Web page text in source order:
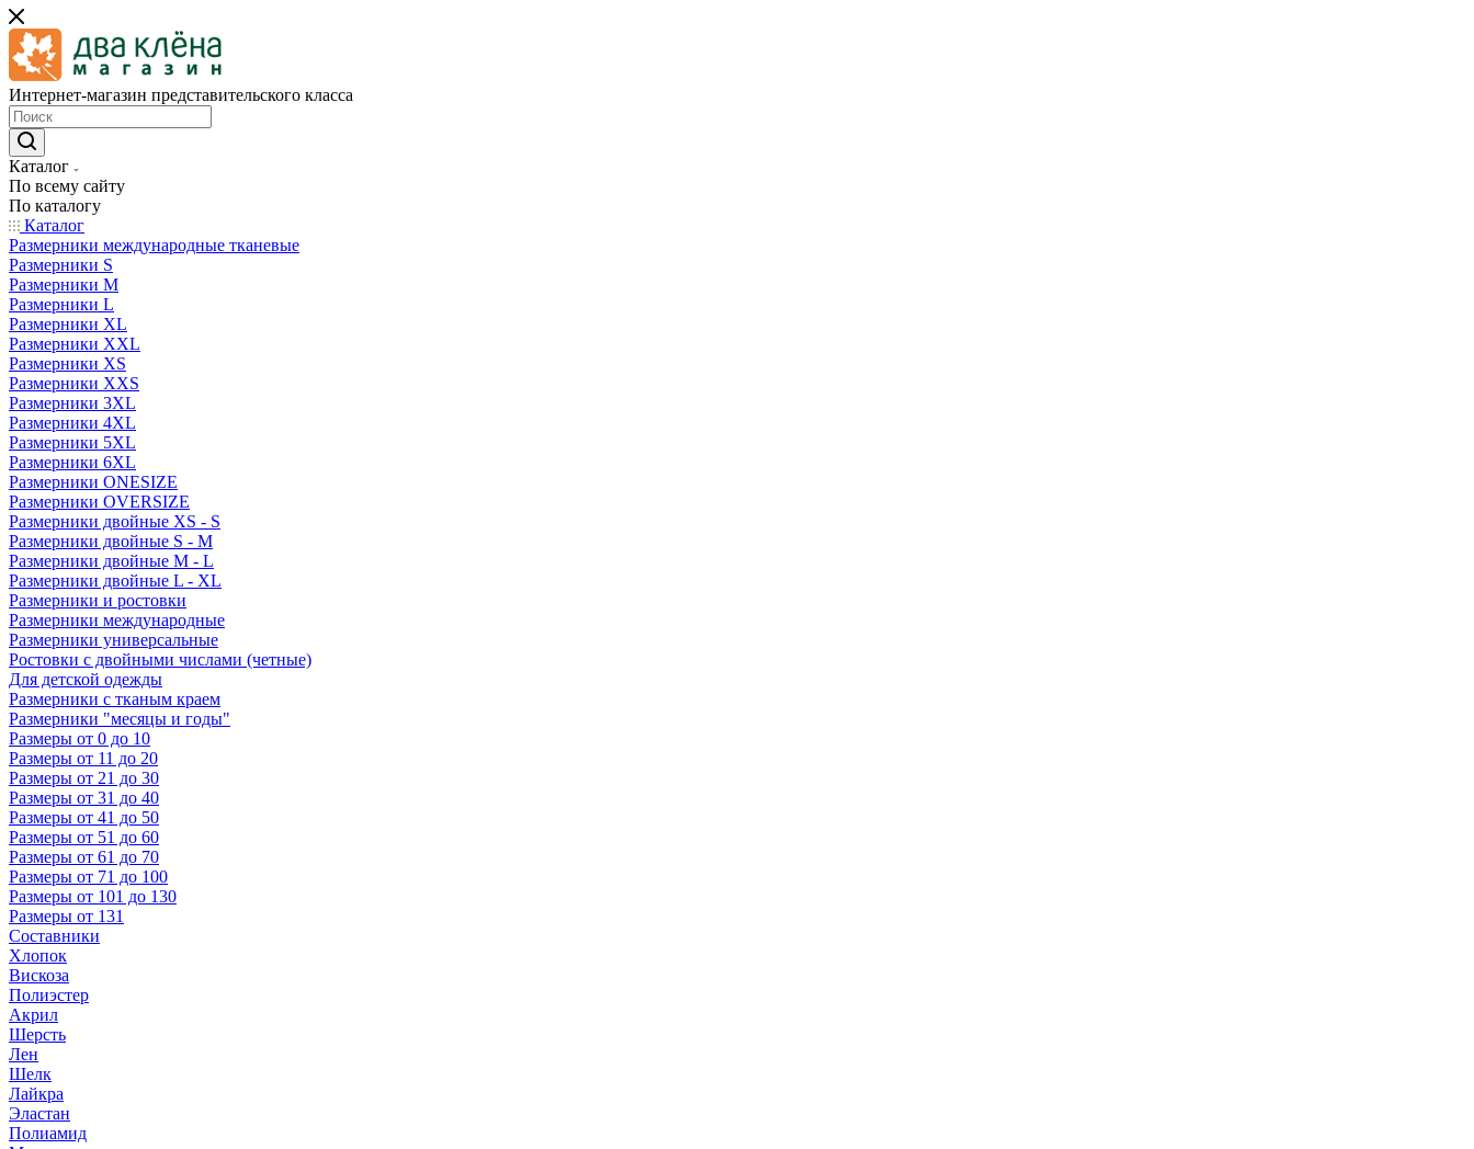
Интернет-магазин представительского класса
Каталог
По всему сайту
По каталогу
Каталог
Размерники международные тканевые
Размерники S
Размерники M
Размерники L
Размерники XL
Размерники XXL
Размерники XS
Размерники XXS
Размерники 3XL
Размерники 4XL
Размерники 5XL
Размерники 6XL
Размерники ONESIZE
Размерники OVERSIZE
Размерники двойные XS - S
Размерники двойные S - M
Размерники двойные M - L
Размерники двойные L - XL
Размерники и ростовки
Размерники международные
Размерники универсальные
Ростовки с двойными числами (четные)
Для детской одежды
Размерники с тканым краем
Размерники "месяцы и годы"
Размеры от 0 до 10
Размеры от 11 до 20
Размеры от 21 до 30
Размеры от 31 до 40
Размеры от 41 до 50
Размеры от 51 до 60
Размеры от 61 до 70
Размеры от 71 до 100
Размеры от 101 до 130
Размеры от 131
Составники
Хлопок
Вискоза
Полиэстер
Акрил
Шерсть
Лен
Шелк
Лайкра
Эластан
Полиамид